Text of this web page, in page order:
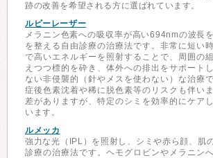
跡の改善を希望される方に選ばれています。
ルビーレーザー
メラニン色素への吸収率が高い694nmの波長
を整える自由診療の治療法です。非常に短い
で高いエネルギーを照射することで、周囲の
えつつ標的を砕き、体外への排出をサポート
ない非侵襲的（針やメスを使わない）な治療
症後色素沈着や稀に脱色素等のリスクも伴い
差がありますが、特定のシミを効率的にケア
います。
ルメッカ
強力な光（IPL）を照射し、シミや赤ら顔、肌
診療の治療法です。ヘモグロビンやメラニン